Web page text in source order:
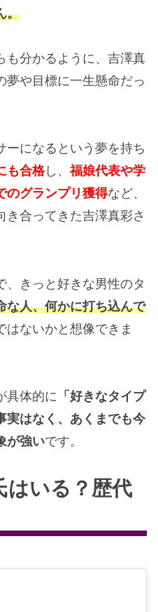
。
も分かるように、吉澤真
夢や目標に一生懸命だっ
ーになるという夢を持ち
も合格し、 福娘代表や学
のグランプリ獲得など、
き合ってきた吉澤真彩さ
、きっと好きな男性のタ
な人、何かに打ち込んで
はないかと想像できま
具体的に 「好きなタイプ
実はなく、あくまでも今
が強いです。
はいる？歴代